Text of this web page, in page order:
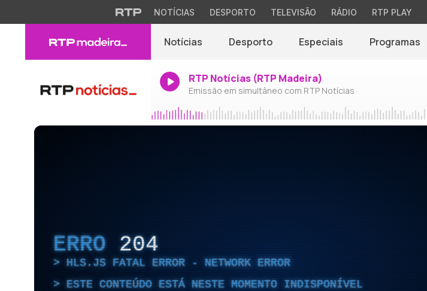
NOTÍCIAS DESPORTO TELEVISÃO RÁDIO RTP PLAY
Notícias Desporto Especiais Programas
RTP Notícias (RTP Madeira)
Emissão em simultâneo com RTP Notícias
ERRO 204
HLS.JS FATAL ERROR - NETWORK ERROR
ESTE CONTEÚDO ESTÁ NESTE MOMENTO INDISPONÍVEL